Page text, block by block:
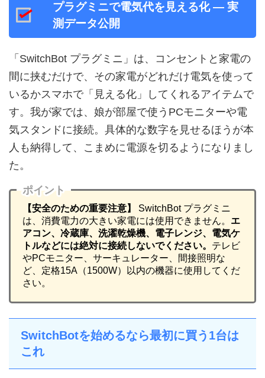
プラグミニで電気代を見える化 — 実
測データ公開
「SwitchBot プラグミニ」は、コンセントと家電の
間に挟むだけで、その家電がどれだけ電気を使って
いるかスマホで「見える化」してくれるアイテムで
す。我が家では、娘が部屋で使うPCモニターや電
気スタンドに接続。具体的な数字を見せるほうが本
人も納得して、こまめに電源を切るようになりまし
た。
ポイント
【安全のための重要注意】
SwitchBot プラグミニ
は、消費電力の大きい家電には使用できません。 エ
アコン、冷蔵庫、洗濯乾燥機、電子レンジ、電気ケ
トルなどには絶対に接続しないでください。 テレビ
やPCモニター、サーキュレーター、間接照明な
ど、定格15A（1500W）以内の機器に使用してくだ
さい。
SwitchBotを始めるなら最初に買う1台は
これ